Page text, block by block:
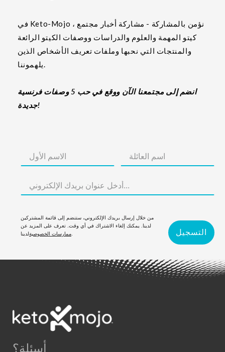
في Keto-Mojo ، نؤمن بالمشاركة - مشاركة أخبار مجتمع
كيتو المهمة والعلوم والدراسات ووصفات الكيتو الرائعة
والمنتجات التي نحبها وملفات تعريف الأشخاص الذين
يلهموننا.
انضم إلى مجتمعنا الآن ووقع في حب 5 وصفات فرنسية
جديدة!
من خلال إرسال بريدك الإلكتروني، ستنضم إلى قائمة المشتركين
لدينا. يمكنك إلغاء الاشتراك في أي وقت. تعرف على المزيد عن
ممارسات الخصوصيةلدينا. التسجيل
أسئلة؟